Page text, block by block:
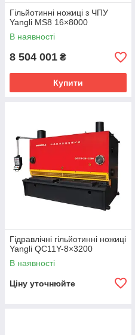
Гільйотинні ножиці з ЧПУ
Yangli MS8 16×8000
В наявності
8 504 001 ₴
Купити
Гідравлічні гільйотинні ножиці
Yangli QC11Y-8×3200
В наявності
Ціну уточнюйте